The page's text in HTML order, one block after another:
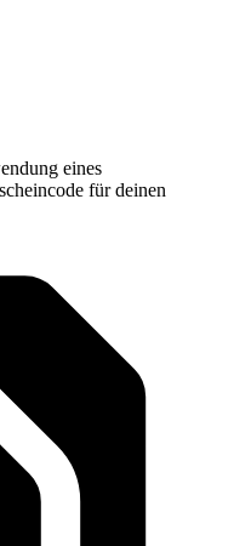
eines
für deinen